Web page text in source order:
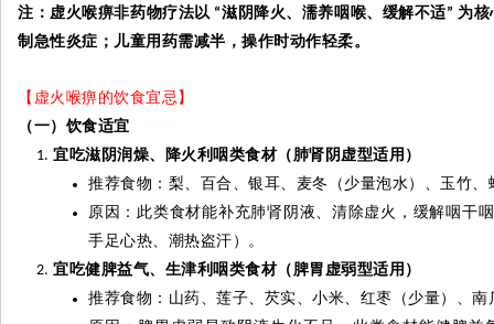
注：虚火喉痹非药物疗法以“滋阴降火、濡养咽喉、缓解不适”为核
制急性炎症；儿童用药需减半，操作时动作轻柔。
【虚火喉痹的饮食宜忌】
（一）饮食适宜
宜吃滋阴润燥、降火利咽类食材（肺肾阴虚型适用）
推荐食物：梨、百合、银耳、麦冬（少量泡水）、玉竹、
原因：此类食材能补充肺肾阴液、清除虚火，缓解咽干
手足心热、潮热盗汗）。
宜吃健脾益气、生津利咽类食材（脾胃虚弱型适用）
推荐食物：山药、莲子、芡实、小米、红枣（少量）、